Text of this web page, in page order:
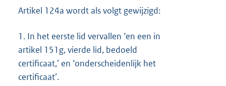
Artikel 124a wordt als volgt gewijzigd:
1. In het eerste lid vervallen ‘en een in
artikel 151g, vierde lid, bedoeld
certificaat,’ en ‘onderscheidenlijk het
certificaat’.